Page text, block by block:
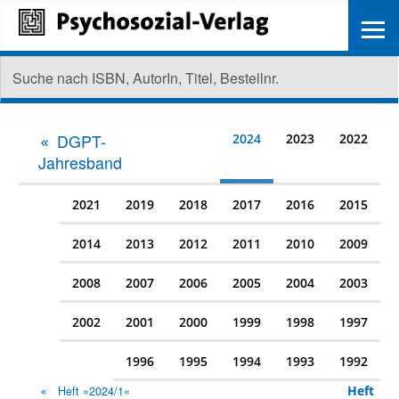
DGPT-
Jahresband
2024 2023 2022
2021 2019 2018 2017 2016 2015
2014 2013 2012 2011 2010 2009
2008 2007 2006 2005 2004 2003
2002 2001 2000 1999 1998 1997
1996 1995 1994 1993 1992
Heft »2024/1« Heft
≡